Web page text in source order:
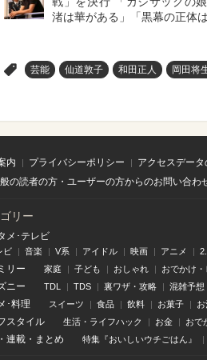
渚は華がある」「黒幕の正体は
芸能 仙道敦子 和田正人 岡田将
内 プライバシーポリシー アクセスデー
の読者の方・ユーザーの方からのお問い合わ
リー
メ･テレビ
ビ 音楽 V系 アイドル 映画 アニメ
リー 家庭 子ども おしゃれ おでかけ
ニー TDL TDS 裏ワザ・攻略 混雑予想
･料理 スイーツ 食品 飲料 お菓子
スタイル 生活・ライフハック お金 おで
・ 連載 ・ まとめ 特集『おいしいウチごはん』